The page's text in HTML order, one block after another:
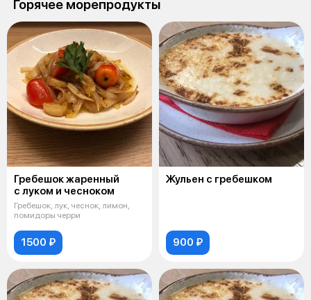
Горячее морепродукты
Гребешок жаренный
с луком и чесноком
Гребешок, лук, чеснок, лимон,
помидоры черри
1500 ₽
Жульен с гребешком
900 ₽